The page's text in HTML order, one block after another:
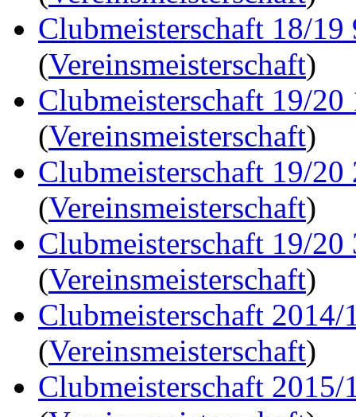
Clubmeisterschaft 18/19
(Vereinsmeisterschaft)
Clubmeisterschaft 19/20
(Vereinsmeisterschaft)
Clubmeisterschaft 19/20
(Vereinsmeisterschaft)
Clubmeisterschaft 19/20
(Vereinsmeisterschaft)
Clubmeisterschaft
(Vereinsmeisterschaft)
Clubmeisterschaft 2015/